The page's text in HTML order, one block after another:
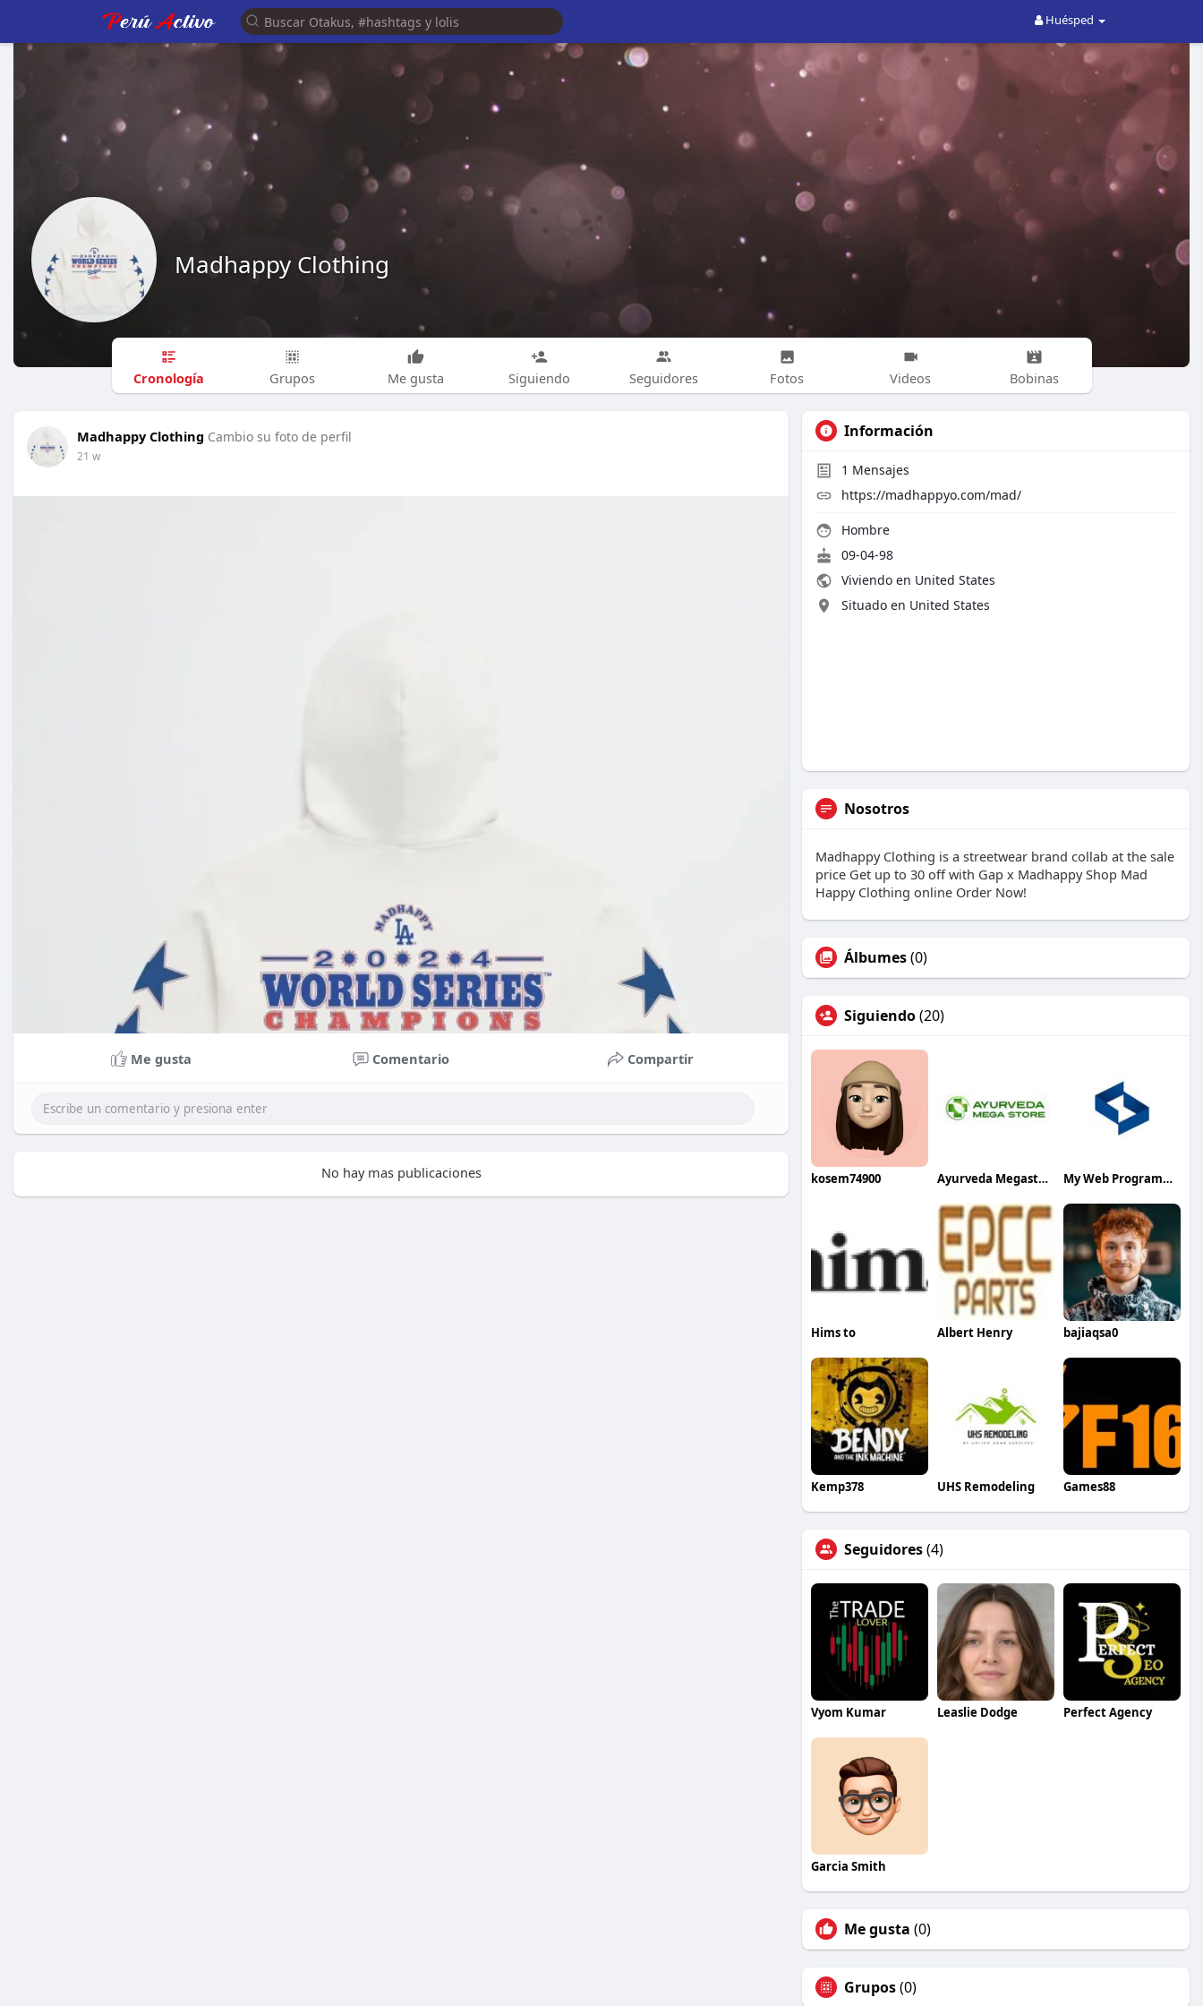
Huésped
Madhappy Clothing
Cronología Grupos Me gusta Siguiendo Seguidores Fotos Videos Bobinas
Madhappy Clothing Cambio su foto de perfil
21 w
Me gusta Comentario Compartir
No hay mas publicaciones
Información
1 Mensajes
https://madhappyo.com/mad/
Hombre
09-04-98
Viviendo en United States
Situado en United States
Nosotros
Madhappy Clothing is a streetwear brand collab at the sale
price Get up to 30 off with Gap x Madhappy Shop Mad
Happy Clothing online Order Now!
Álbumes(0)
Siguiendo(20)
kosem74900 Ayurveda Megastore My Web Programmer
Hims to Albert Henry bajiaqsa0
Kemp378 UHS Remodeling Games88
Seguidores(4)
Vyom Kumar Leaslie Dodge Perfect Agency
Garcia Smith
Me gusta (0)
Grupos(0)